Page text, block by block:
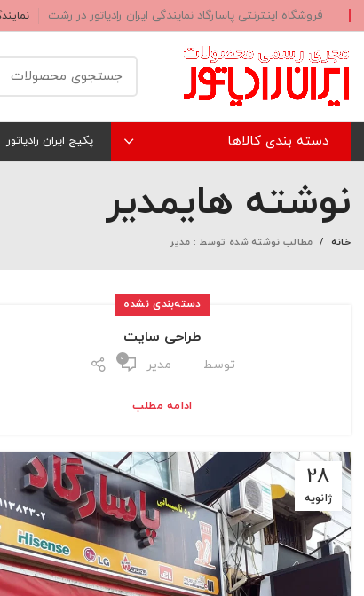
فروشگاه اینترنتی پاسارگاد نمایندگی ایران رادیاتور در رشت
دسته بندی کالاها پکیج ایران رادیاتور
نوشته هایمدیر
خانه مطالب نوشته شده توسط : مدیر
دسته‌بندی نشده
طراحی سایت
توسط مدیر 0
ادامه مطلب
28
ژانویه